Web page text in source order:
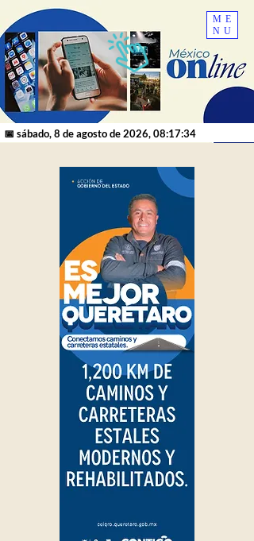
ME
NU
📅 sábado, 8 de agosto de 2026, 08:17:34